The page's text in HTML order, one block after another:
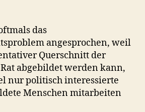
das
angesprochen, weil
Querschnitt der
abgebildet werden kann,
nur politisch interessierte
Menschen mitarbeiten